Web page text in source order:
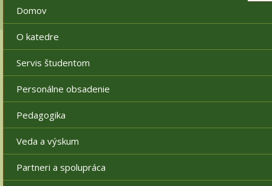
Domov
O katedre
Servis študentom
Personálne obsadenie
Pedagogika
Veda a výskum
Partneri a spolupráca